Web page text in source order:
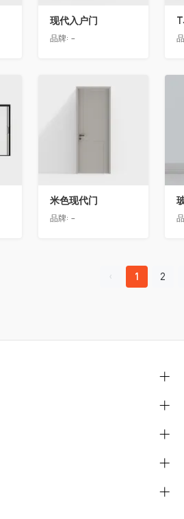
现代入户门
品牌: -
收藏
米色现代门
品牌: -
1 2